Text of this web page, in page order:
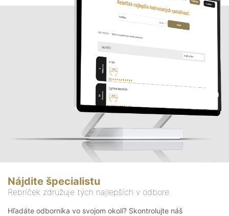
Nájdite špecialistu
Rebríček združuje tých najlepších v odbore
Hľadáte odborníka vo svojom okolí? Skontrolujte náš